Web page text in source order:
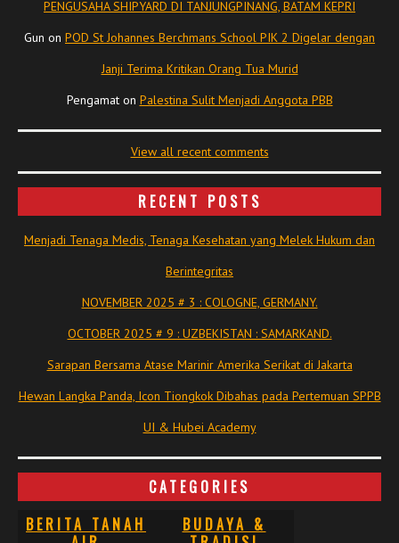
PENGUSAHA SHIPYARD DI TANJUNGPINANG, BATAM KEPRI
Gun on POD St Johannes Berchmans School PIK 2 Digelar dengan
Janji Terima Kritikan Orang Tua Murid
Pengamaton Palestina Sulit Menjadi Anggota PBB
View all recent comments
RECENT POSTS
Menjadi Tenaga Medis, Tenaga Kesehatan yang Melek Hukum dan
Berintegritas
NOVEMBER 2025 # 3 : COLOGNE, GERMANY.
OCTOBER 2025 # 9 : UZBEKISTAN : SAMARKAND.
Sarapan Bersama Atase Marinir Amerika Serikat di Jakarta
Hewan Langka Panda, Icon Tiongkok Dibahas pada Pertemuan SPPB
UI & Hubei Academy
CATEGORIES
BERITA TANAH
BUDAYA &